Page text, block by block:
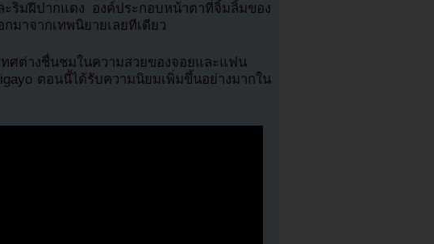
ริมฝีปากแดง องค์ประกอบหน้าตาที่จิ้มลิ้มของ
มาจากเทพนิยายเลยทีเดียว
ศต่างชื่นชมในความสวยของจอยและแฟน
ตอนนี้ได้รับความนิยมเพิ่มขึ้นอย่างมากใน